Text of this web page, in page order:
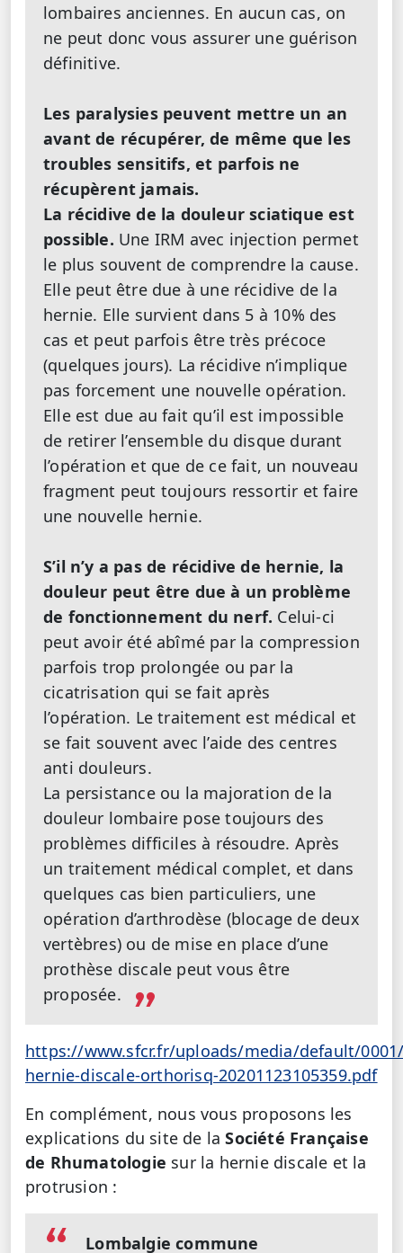
lombaires anciennes. En aucun cas, on
ne peut donc vous assurer une guérison
définitive.
Les paralysies peuvent mettre un an
avant de récupérer, de même que les
troubles sensitifs, et parfois ne
récupèrent jamais.
La récidive de la douleur sciatique est
possible. Une IRM avec injection permet
le plus souvent de comprendre la cause.
Elle peut être due à une récidive de la
hernie. Elle survient dans 5 à 10% des
cas et peut parfois être très précoce
(quelques jours). La récidive n’implique
pas forcement une nouvelle opération.
Elle est due au fait qu’il est impossible
de retirer l’ensemble du disque durant
l’opération et que de ce fait, un nouveau
fragment peut toujours ressortir et faire
une nouvelle hernie.
S’il n’y a pas de récidive de hernie, la
douleur peut être due à un problème
de fonctionnement du nerf. Celui-ci
peut avoir été abîmé par la compression
parfois trop prolongée ou par la
cicatrisation qui se fait après
l’opération. Le traitement est médical et
se fait souvent avec l’aide des centres
anti douleurs.
La persistance ou la majoration de la
douleur lombaire pose toujours des
problèmes difficiles à résoudre. Après
un traitement médical complet, et dans
quelques cas bien particuliers, une
opération d’arthrodèse (blocage de deux
vertèbres) ou de mise en place d’une
prothèse discale peut vous être
proposée.
https://www.sfcr.fr/uploads/media/default/
hernie-discale-orthorisq-20201123105359.pdf
En complément, nous vous proposons les
explications du site de laSociété Française
de Rhumatologie sur la hernie discale et la
protrusion :
Lombalgie commune